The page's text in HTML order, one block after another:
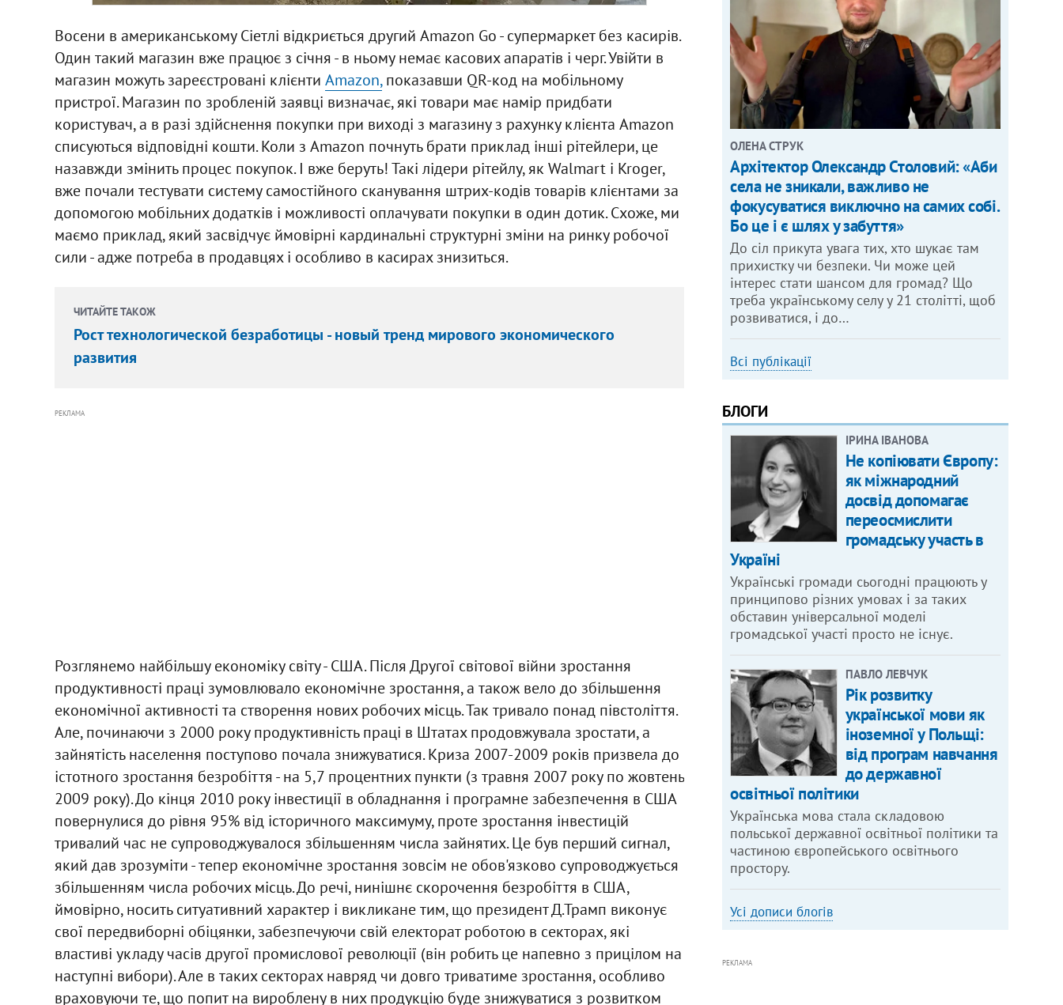
Восени в американському Сіетлі відкриється другий Amazon Go - супермаркет без касирів.
Один такий магазин вже працює з січня - в ньому немає касових апаратів і черг. Увійти в
магазин можуть зареєстровані клієнти Amazon,показавши QR-код на мобільному
пристрої. Магазин по зробленій заявці визначає, які товари має намір придбати
користувач, а в разі здійснення покупки при виході з магазину з рахунку клієнта Amazon
списуються відповідні кошти. Коли з Amazon почнуть брати приклад інші рітейлери, це
назавжди змінить процес покупок. І вже беруть! Такі лідери рітейлу, як Walmart і Kroger,
вже почали тестувати систему самостійного сканування штрих-кодів товарів клієнтами за
допомогою мобільних додатків і можливості оплачувати покупки в один дотик. Схоже, ми
маємо приклад, який засвідчує ймовірні кардинальні структурні зміни на ринку робочої
сили - адже потреба в продавцях і особливо в касирах знизиться.
ЧИТАЙТЕ ТАКОЖ
Рост технологической безработицы - новый тренд мирового экономического
развития
РЕКЛАМА
Розглянемо найбільшу економіку світу - США. Після Другої світової війни зростання
продуктивності праці зумовлювало економічне зростання, а також вело до збільшення
економічної активності та створення нових робочих місць. Так тривало понад півстоліття.
Але, починаючи з 2000 року продуктивність праці в Штатах продовжувала зростати, а
зайнятість населення поступово почала знижуватися. Криза 2007-2009 років призвела до
істотного зростання безробіття - на 5,7 процентних пункти (з травня 2007 року по жовтень
2009 року). До кінця 2010 року інвестиції в обладнання і програмне забезпечення в США
повернулися до рівня 95% від історичного максимуму, проте зростання інвестицій
тривалий час не супроводжувалося збільшенням числа зайнятих. Це був перший сигнал,
який дав зрозуміти - тепер економічне зростання зовсім не обов'язково супроводжується
збільшенням числа робочих місць. До речі, нинішнє скорочення безробіття в США,
ймовірно, носить ситуативний характер і викликане тим, що президент Д.Трамп виконує
свої передвиборні обіцянки, забезпечуючи свій електорат роботою в секторах, які
властиві укладу часів другої промислової революції (він робить це напевно з прицілом на
наступні вибори). Але в таких секторах навряд чи довго триватиме зростання, особливо
враховуючи те, що попит на вироблену в них продукцію буде знижуватися з розвитком
ОЛЕНА СТРУК
Архітектор Олександр Столовий: «Аби
села не зникали, важливо не
фокусуватися виключно на самих собі.
Бо це і є шлях у забуття»
До сіл прикута увага тих, хто шукає там
прихистку чи безпеки. Чи може цей
інтерес стати шансом для громад? Що
треба українському селу у 21 столітті, щоб
розвиватися, і до…
Всі публікації
БЛОГИ
ІРИНА ІВАНОВА
Не копіювати Європу:
як міжнародний
досвід допомагає
переосмислити
громадську участь в
Україні
Українські громади сьогодні працюють у
принципово різних умовах і за таких
обставин універсальної моделі
громадської участі просто не існує.
ПАВЛО ЛЕВЧУК
Рік розвитку
української мови як
іноземної у Польщі:
від програм навчання
до державної
освітньої політики
Українська мова стала складовою
польської державної освітньої політики та
частиною європейського освітнього
простору.
Усі дописи блогів
РЕКЛАМА